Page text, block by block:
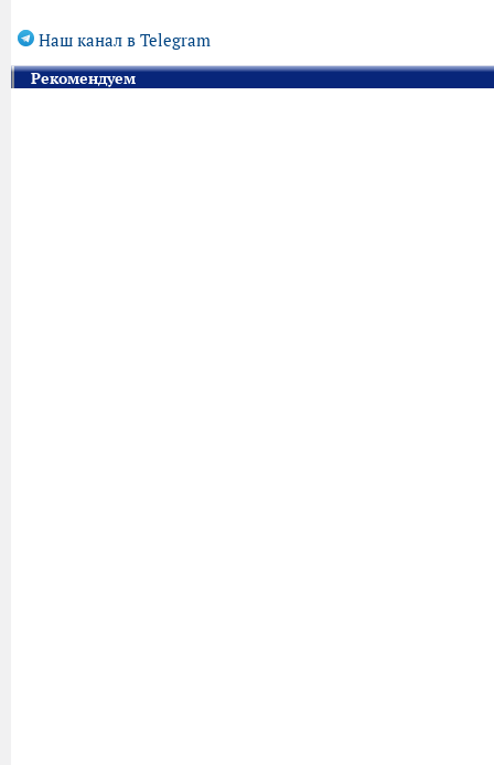
Наш канал в Telegram
Рекомендуем